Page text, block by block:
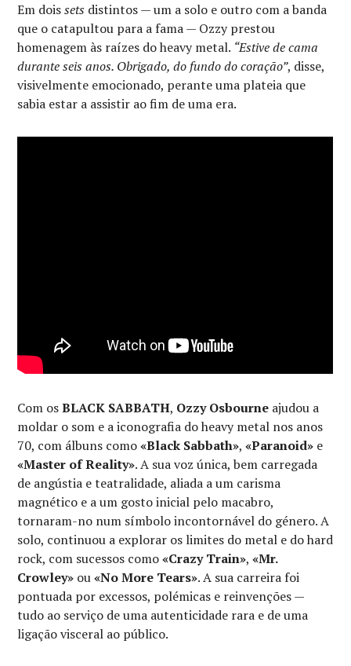
Em doissets distintos — um a solo e outro com a banda
que o catapultou para a fama — Ozzy prestou
homenagem às raízes do heavy metal. “Estive de cama
durante seis anos. Obrigado, do fundo do coração”, disse,
visivelmente emocionado, perante uma plateia que
sabia estar a assistir ao fim de uma era.
Com osBLACK SABBATH, Ozzy Osbourne ajudou a
moldar o som e a iconografia do heavy metal nos anos
70, com álbuns como«Black Sabbath»,«Paranoid» e
«Master of Reality». A sua voz única, bem carregada
de angústia e teatralidade, aliada a um carisma
magnético e a um gosto inicial pelo macabro,
tornaram-no num símbolo incontornável do género. A
solo, continuou a explorar os limites do metal e do hard
rock, com sucessos como«Crazy Train»,«Mr.
Crowley» ou«No More Tears». A sua carreira foi
pontuada por excessos, polémicas e reinvenções —
tudo ao serviço de uma autenticidade rara e de uma
ligação visceral ao público.